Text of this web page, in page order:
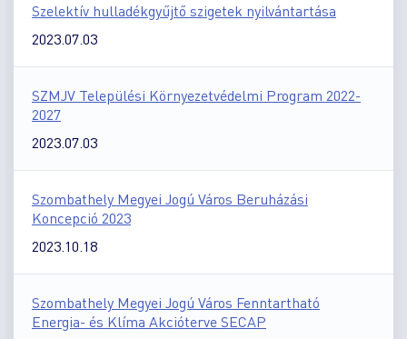
Szelektív hulladékgyűjtő szigetek nyilvántartása
2023.07.03
SZMJV Települési Környezetvédelmi Program 2022-
2027
2023.07.03
Szombathely Megyei Jogú Város Beruházási
Koncepció 2023
2023.10.18
Szombathely Megyei Jogú Város Fenntartható
Energia- és Klíma Akcióterve SECAP